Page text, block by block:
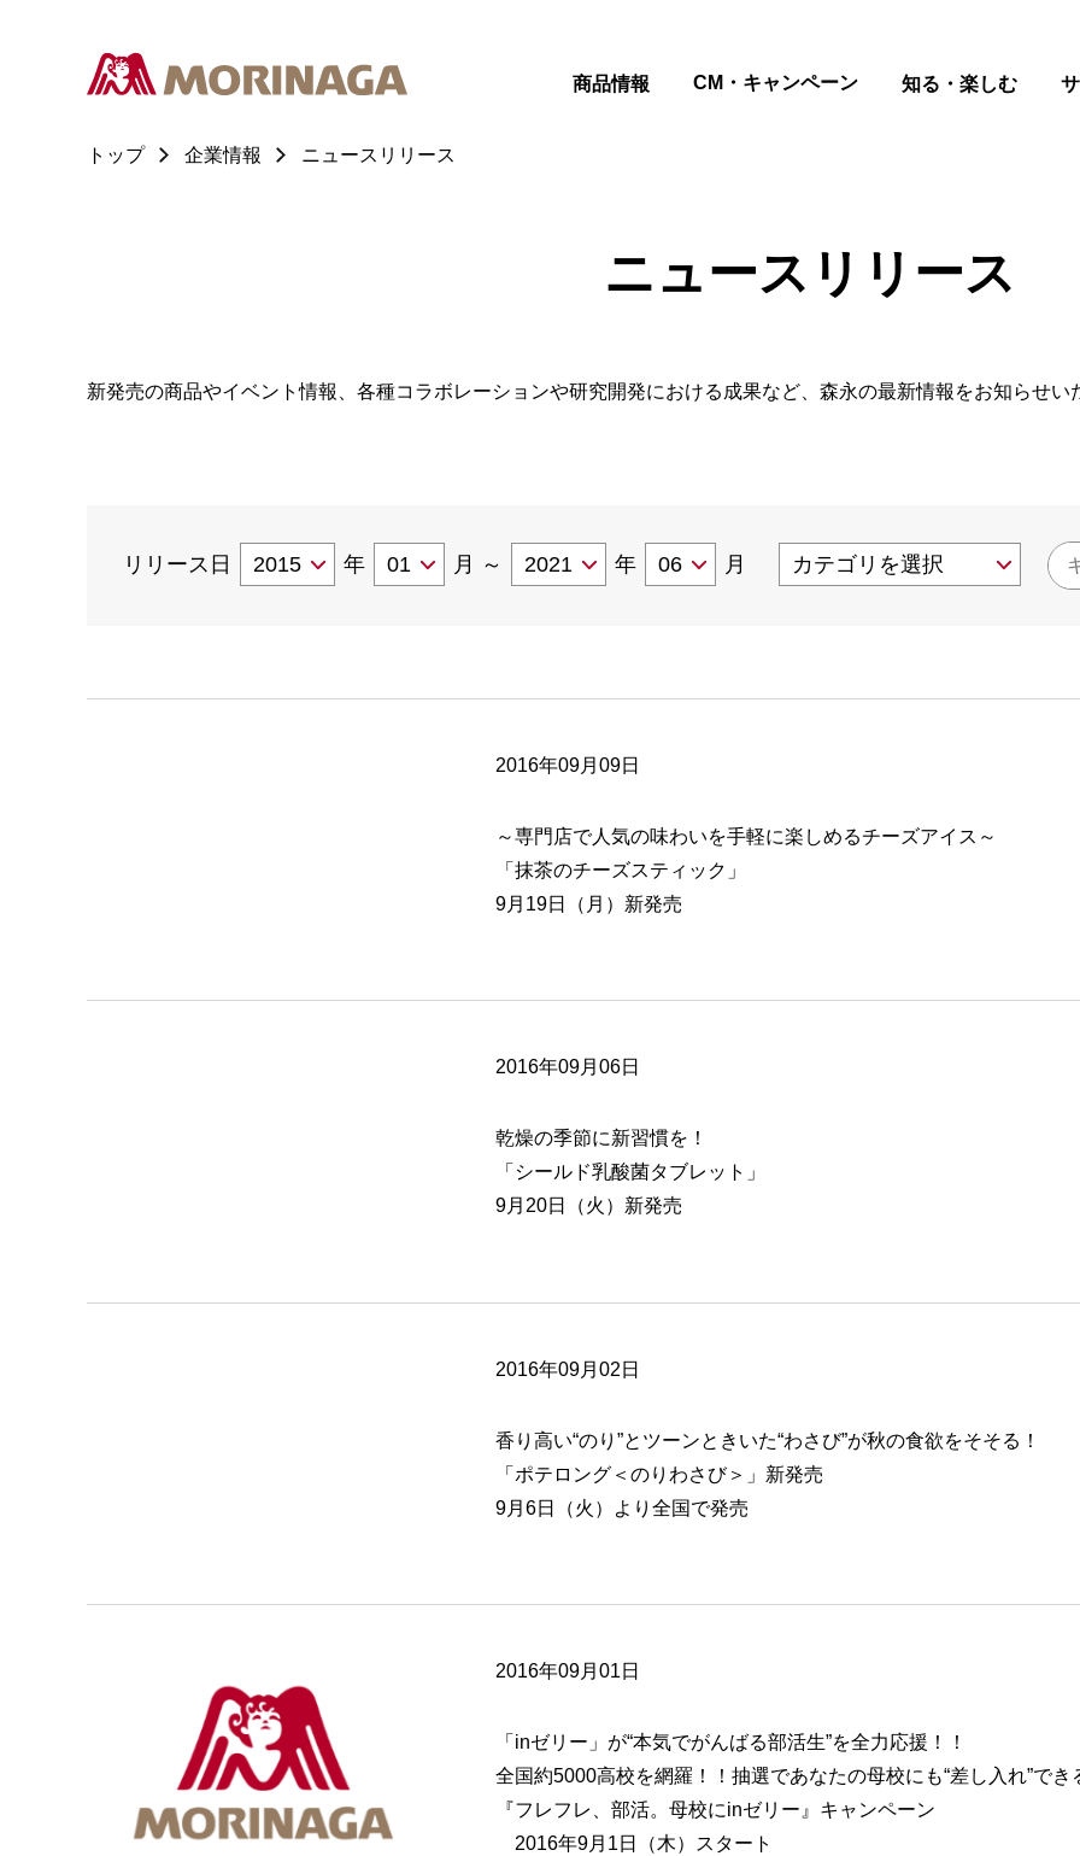
商品情報 CM・キャンペーン 知る・楽しむ
トップ 企業情報 ニュースリリース
ニュースリリース
新発売の商品やイベント情報、各種コラボレーションや研究開発における成果など、森永の最新情報をお知らせい
リリース日 年 月 ～ 年 月
2016年09月09日
～専門店で人気の味わいを手軽に楽しめるチーズアイス～
「抹茶のチーズスティック」
9月19日（月）新発売
2016年09月06日
乾燥の季節に新習慣を！
「シールド乳酸菌タブレット」
9月20日（火）新発売
2016年09月02日
香り高い“のり”とツーンときいた“わさび”が秋の食欲をそそる！
「ポテロング＜のりわさび＞」新発売
9月6日（火）より全国で発売
2016年09月01日
「inゼリー」が“本気でがんばる部活生”を全力応援！！
全国約5000高校を網羅！！抽選であなたの母校にも“差し入れ”でき
『フレフレ、部活。母校にinゼリー』キャンペーン
2016年9月1日（木）スタート